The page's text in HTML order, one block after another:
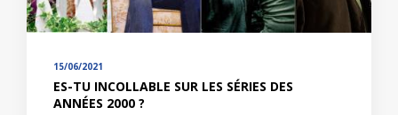
15/06/2021
ES-TU INCOLLABLE SUR LES SÉRIES DES
ANNÉES 2000 ?